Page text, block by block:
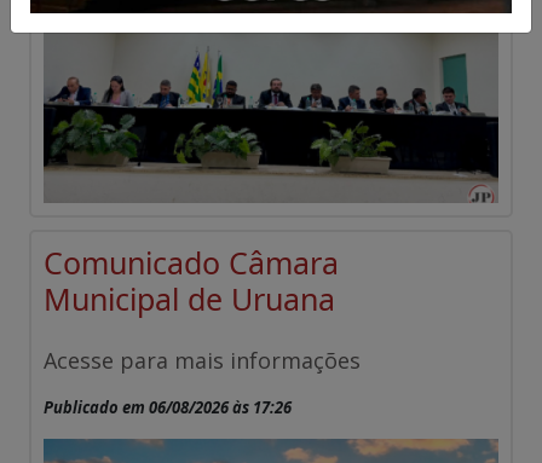
Comunicado Câmara
Municipal de Uruana
Acesse para mais informações
Publicado em 06/08/2026 às 17:26